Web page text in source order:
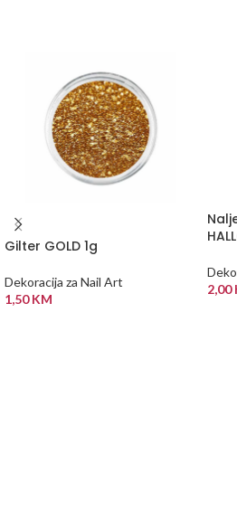
Gilter GOLD 1g
Dekoracija za Nail Art
1,50KM
2,00